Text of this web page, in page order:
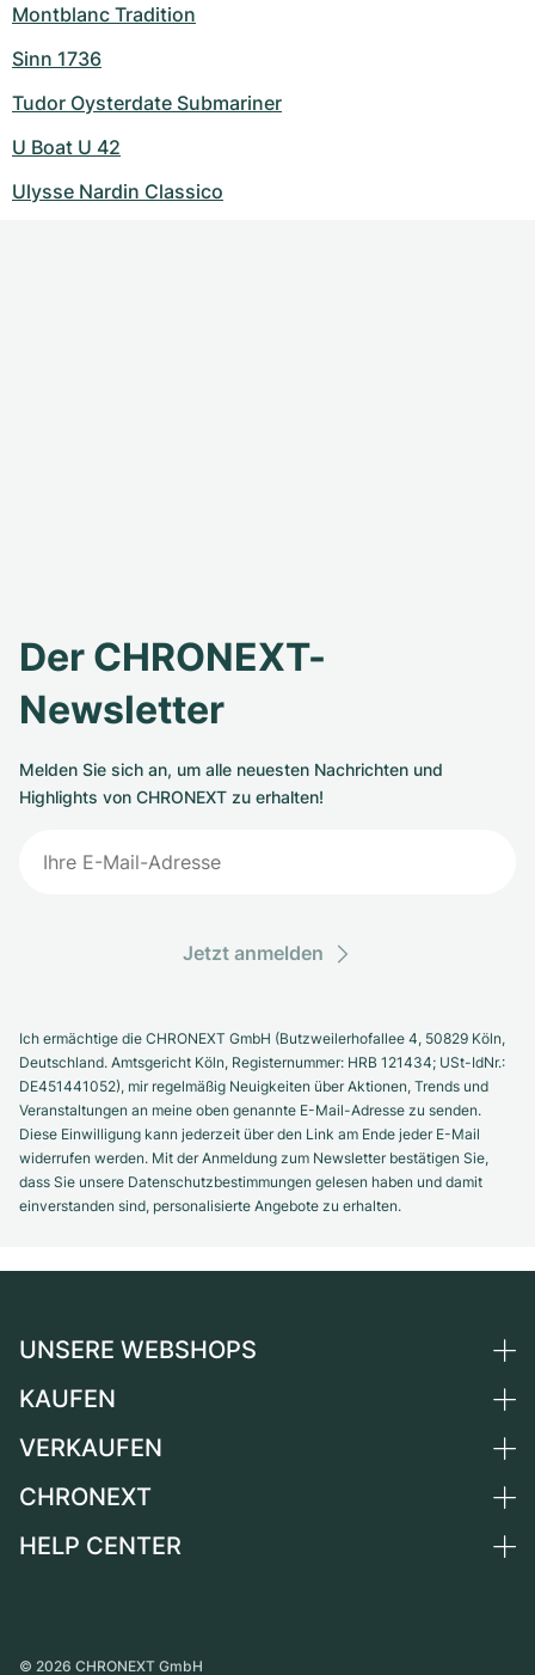
Montblanc Tradition
Sinn 1736
Tudor Oysterdate Submariner
U Boat U 42
Ulysse Nardin Classico
Der CHRONEXT-
Newsletter
Melden Sie sich an, um alle neuesten Nachrichten und
Highlights von CHRONEXT zu erhalten!
Jetzt anmelden
Ich ermächtige die CHRONEXT GmbH (Butzweilerhofallee 4, 50829 Köln,
Deutschland. Amtsgericht Köln, Registernummer: HRB 121434; USt-IdNr.:
DE451441052), mir regelmäßig Neuigkeiten über Aktionen, Trends und
Veranstaltungen an meine oben genannte E-Mail-Adresse zu senden.
Diese Einwilligung kann jederzeit über den Link am Ende jeder E-Mail
widerrufen werden. Mit der Anmeldung zum Newsletter bestätigen Sie,
dass Sie unsere Datenschutzbestimmungen gelesen haben und damit
einverstanden sind, personalisierte Angebote zu erhalten.
UNSERE WEBSHOPS
Deutschland
Schweiz
Frankreich
KAUFEN
Alle Luxusuhren
Independent Brands
VERKAUFEN
Uhr verkaufen
CHRONEXT
Über uns
HELP CENTER
Persönliche Abholung
© 2026 CHRONEXT GmbH